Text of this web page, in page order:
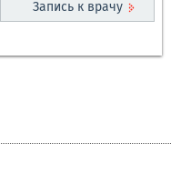
Запись к врачу